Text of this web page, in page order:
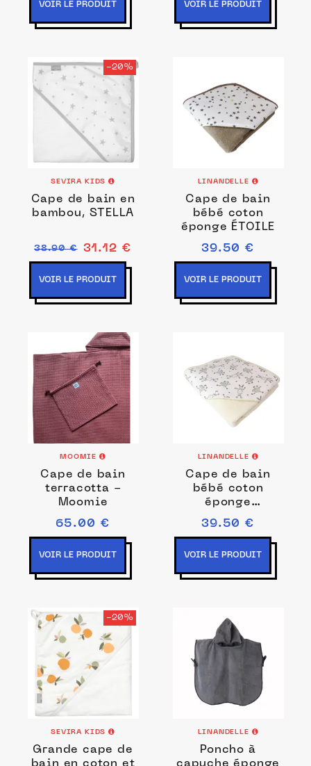
VOIR LE PRODUIT VOIR LE PRODUIT
-20%
SEVIRA KIDS
Cape de bain en
bambou, STELLA
38.90 € 31.12 €
VOIR LE PRODUIT
LINANDELLE
Cape de bain
bébé coton
éponge ÉTOILE
39.50 €
VOIR LE PRODUIT
MOOMIE
Cape de bain
terracotta -
Moomie
65.00 €
VOIR LE PRODUIT
LINANDELLE
Cape de bain
bébé coton
éponge
TOURNICOQUIN
39.50 €
VOIR LE PRODUIT
-20%
SEVIRA KIDS
Grande cape de
LINANDELLE
Poncho à